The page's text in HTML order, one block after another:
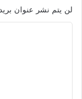
لن يتم نشر عنوان